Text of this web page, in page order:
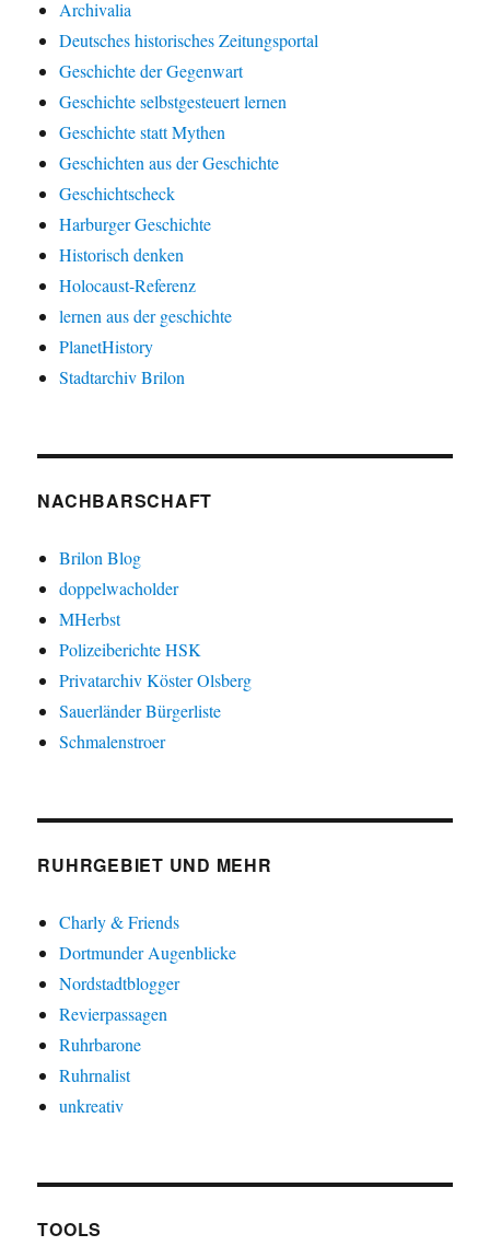
Archivalia
Deutsches historisches Zeitungsportal
Geschichte der Gegenwart
Geschichte selbstgesteuert lernen
Geschichte statt Mythen
Geschichten aus der Geschichte
Geschichtscheck
Harburger Geschichte
Historisch denken
Holocaust-Referenz
lernen aus der geschichte
PlanetHistory
Stadtarchiv Brilon
NACHBARSCHAFT
Brilon Blog
doppelwacholder
MHerbst
Polizeiberichte HSK
Privatarchiv Köster Olsberg
Sauerländer Bürgerliste
Schmalenstroer
RUHRGEBIET UND MEHR
Charly & Friends
Dortmunder Augenblicke
Nordstadtblogger
Revierpassagen
Ruhrbarone
Ruhrnalist
unkreativ
TOOLS